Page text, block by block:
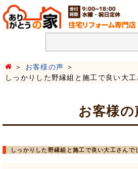
お客様の声
しっかりした野縁組と施工で良い大工
お客様の
しっかりした野縁組と施工で良い大工さんで